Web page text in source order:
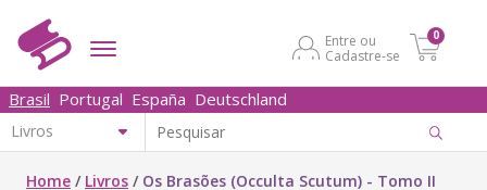
Entre ou
Cadastre-se
0
Brasil Portugal España Deutschland
Home / Livros / Os Brasões (Occulta Scutum) - Tomo II